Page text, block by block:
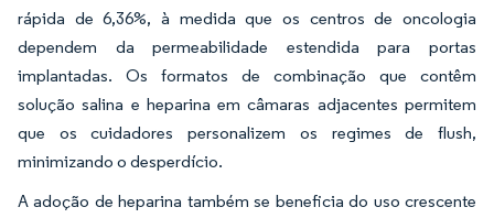
rápida de 6,36%, à medida que os centros de oncologia
dependem da permeabilidade estendida para portas
implantadas. Os formatos de combinação que contêm
solução salina e heparina em câmaras adjacentes permitem
que os cuidadores personalizem os regimes de flush,
minimizando o desperdício.
A adoção de heparina também se beneficia do uso crescente